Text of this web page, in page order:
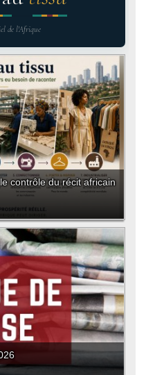
de l'Afrique
contrôle du récit africain